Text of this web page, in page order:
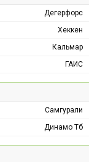
Дегерфорс
Хеккен
Кальмар
ГАИС
Самгурали
Динамо Тб